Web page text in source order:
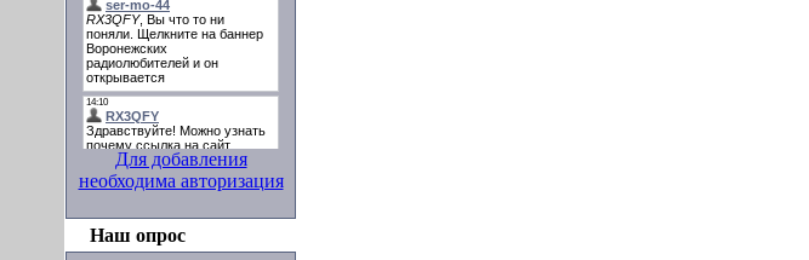
Для добавления
необходима авторизация
Наш опрос